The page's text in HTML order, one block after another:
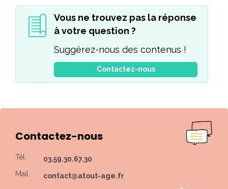
Vous ne trouvez pas la réponse
à votre question ?
Suggérez-nous des contenus !
Contactez-nous
Contactez-nous
Tél.
03.59.30.67.30
Mail.
contact@atout-age.fr